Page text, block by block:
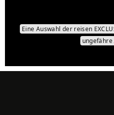
Eine Auswahl der reisen